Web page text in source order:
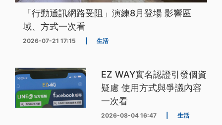
「行動通訊網路受阻」演練8月登場 影響區
域、方式一次看
2026-07-21 17:15 生活
EZ WAY實名認證引發個資
疑慮 使用方式與爭議內容
一次看
2026-08-04 16:47 生活